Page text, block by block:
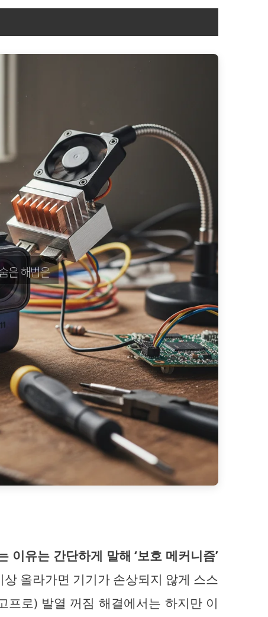
이유는 간단하게 말해 ‘보호 메커니즘’
올라가면 기기가 손상되지 않게 스스
프로) 발열 꺼짐 해결에서는 하지만 이